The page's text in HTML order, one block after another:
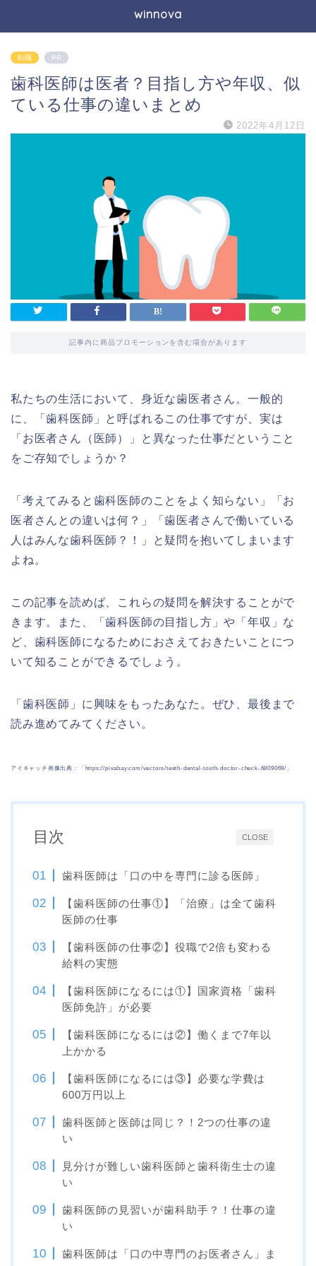
winnova
転職 PR
歯科医師は医者？目指し方や年収、似
ている仕事の違いまとめ
2022年4月12日
記事内に商品プロモーションを含む場合があります
私たちの生活において、身近な歯医者さん。一般的
に、「歯科医師」と呼ばれるこの仕事ですが、実は
「お医者さん（医師）」と異なった仕事だということ
をご存知でしょうか？
「考えてみると歯科医師のことをよく知らない」「お
医者さんとの違いは何？」「歯医者さんで働いている
人はみんな歯科医師？！」と疑問を抱いてしまいます
よね。
この記事を読めば、これらの疑問を解決することがで
きます。また、「歯科医師の目指し方」や「年収」な
ど、歯科医師になるためにおさえておきたいことにつ
いて知ることができるでしょう。
「歯科医師」に興味をもったあなた。ぜひ、最後まで
読み進めてみてください。
アイキャッチ画像出典：「https://pixabay.com/vectors/teeth-dental-tooth-doctor-check-6809069/」
CLOSE
目次
歯科医師は「口の中を専門に診る医師」
【歯科医師の仕事①】「治療」は全て歯科
医師の仕事
【歯科医師の仕事②】役職で2倍も変わる
給料の実態
【歯科医師になるには①】国家資格「歯科
医師免許」が必要
【歯科医師になるには②】働くまで7年以
上かかる
【歯科医師になるには③】必要な学費は
600万円以上
歯科医師と医師は同じ？！2つの仕事の違
い
見分けが難しい歯科医師と歯科衛生士の違
い
歯科医師の見習いが歯科助手？！仕事の違
い
歯科医師は「口の中専門のお医者さん」ま